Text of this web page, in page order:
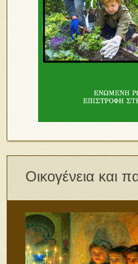
Οικογένεια και